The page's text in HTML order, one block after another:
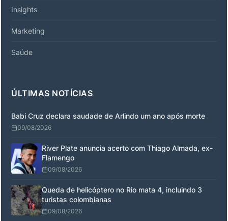
Insights
Marketing
Saúde
ÚLTIMAS NOTÍCIAS
Babi Cruz declara saudade de Arlindo um ano após morte
09/08/2026
River Plate anuncia acerto com Thiago Almada, ex-
Flamengo
09/08/2026
Queda de helicóptero no Rio mata 4, incluindo 3
turistas colombianas
09/08/2026